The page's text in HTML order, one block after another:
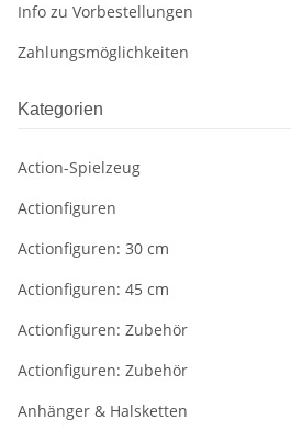
Info zu Vorbestellungen
Zahlungsmöglichkeiten
Kategorien
Action-Spielzeug
Actionfiguren
Actionfiguren: 30 cm
Actionfiguren: 45 cm
Actionfiguren: Zubehör
Actionfiguren: Zubehör
Anhänger & Halsketten